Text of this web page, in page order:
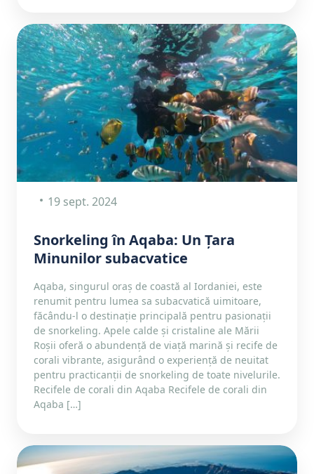
19 sept. 2024
Snorkeling în Aqaba: Un Țara
Minunilor subacvatice
Aqaba, singurul oraș de coastă al Iordaniei, este
renumit pentru lumea sa subacvatică uimitoare,
făcându-l o destinație principală pentru pasionații
de snorkeling. Apele calde și cristaline ale Mării
Roșii oferă o abundență de viață marină și recife de
corali vibrante, asigurând o experiență de neuitat
pentru practicanții de snorkeling de toate nivelurile.
Recifele de corali din Aqaba Recifele de corali din
Aqaba […]